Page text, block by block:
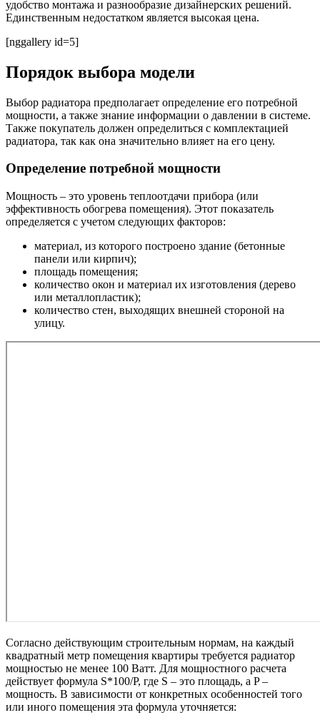
удобство монтажа и разнообразие дизайнерских решений.
Единственным недостатком является высокая цена.
[nggallery id=5]
Порядок выбора модели
Выбор радиатора предполагает определение его потребной
мощности, а также знание информации о давлении в системе.
Также покупатель должен определиться с комплектацией
радиатора, так как она значительно влияет на его цену.
Определение потребной мощности
Мощность – это уровень теплоотдачи прибора (или
эффективность обогрева помещения). Этот показатель
определяется с учетом следующих факторов:
материал, из которого построено здание (бетонные
панели или кирпич);
площадь помещения;
количество окон и материал их изготовления (дерево
или металлопластик);
количество стен, выходящих внешней стороной на
улицу.
Согласно действующим строительным нормам, на каждый
квадратный метр помещения квартиры требуется радиатор
мощностью не менее 100 Ватт. Для мощностного расчета
действует формула S*100/P, где S – это площадь, а P –
мощность. В зависимости от конкретных особенностей того
или иного помещения эта формула уточняется: